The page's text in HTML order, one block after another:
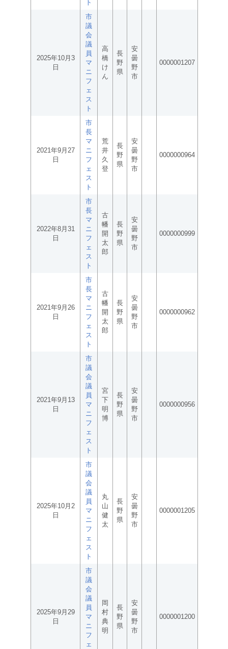
ト
2025年10月3
日
市
議
会
議
員
マ
ニ
フ
ェ
ス
ト
高
橋
け
ん
長
野
県
安
曇
野
市
0000001207
2021年9月27
日
市
長
マ
ニ
フ
ェ
ス
ト
荒
井
久
登
長
野
県
安
曇
野
市
0000000964
2022年8月31
日
市
長
マ
ニ
フ
ェ
ス
ト
古
幡
開
太
郎
長
野
県
安
曇
野
市
0000000999
2021年9月26
日
市
長
マ
ニ
フ
ェ
ス
ト
古
幡
開
太
郎
長
野
県
安
曇
野
市
0000000962
2021年9月13
日
市
議
会
議
員
マ
ニ
フ
ェ
ス
ト
宮
下
明
博
長
野
県
安
曇
野
市
0000000956
2025年10月2
日
市
議
会
議
員
マ
ニ
フ
ェ
ス
ト
丸
山
健
太
長
野
県
安
曇
野
市
0000001205
2025年9月29
日
市
議
会
議
員
マ
ニ
フ
ェ
岡
村
典
明
長
野
県
安
曇
野
市
0000001200